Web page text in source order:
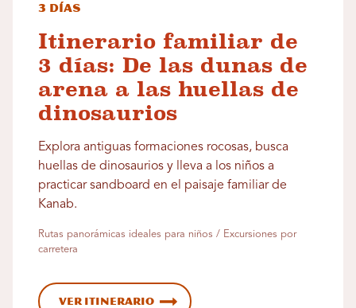
3 días
Itinerario familiar de
3 días: De las dunas de
arena a las huellas de
dinosaurios
Explora antiguas formaciones rocosas, busca
huellas de dinosaurios y lleva a los niños a
practicar sandboard en el paisaje familiar de
Kanab.
Rutas panorámicas ideales para niños / Excursiones por
carretera
Ver itinerario